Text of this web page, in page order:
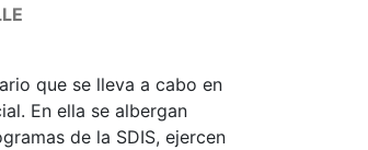
que se lleva a cabo en
En ella se albergan
de la SDIS, ejercen